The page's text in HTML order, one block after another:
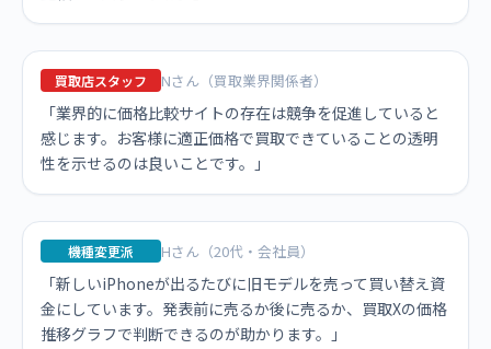
買取店スタッフ Nさん（買取業界関係者）
「業界的に価格比較サイトの存在は競争を促進していると
感じます。お客様に適正価格で買取できていることの透明
性を示せるのは良いことです。」
機種変更派 Hさん（20代・会社員）
「新しいiPhoneが出るたびに旧モデルを売って買い替え資
金にしています。発表前に売るか後に売るか、買取Xの価格
推移グラフで判断できるのが助かります。」